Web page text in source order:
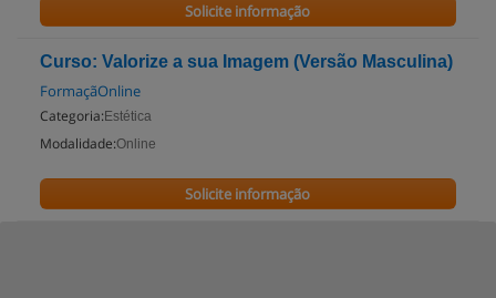
Solicite informação
Curso: Valorize a sua Imagem (Versão Masculina)
FormaçãOnline
Categoria: Estética
Modalidade:Online
Solicite informação